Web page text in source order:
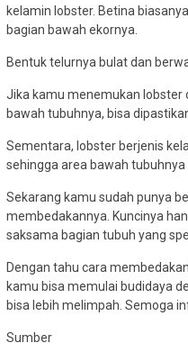
kelamin lobster. Betina
bagian bawah ekornya.
Bentuk telurnya bulat dan
Jika kamu menemukan lobster
bawah tubuhnya, bisa
Sementara, lobster berjenis
sehingga area bawah
Sekarang kamu sudah punya
membedakannya. Kuncinya
saksama bagian tubuh yang
Dengan tahu cara
kamu bisa memulai budidaya
bisa lebih melimpah. Semoga
Sumber